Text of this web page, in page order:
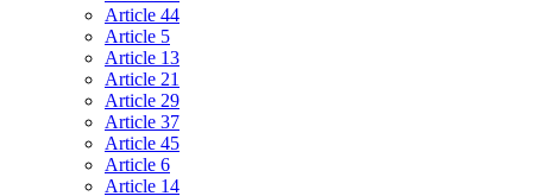
Article 44
Article 5
Article 13
Article 21
Article 29
Article 37
Article 45
Article 6
Article 14